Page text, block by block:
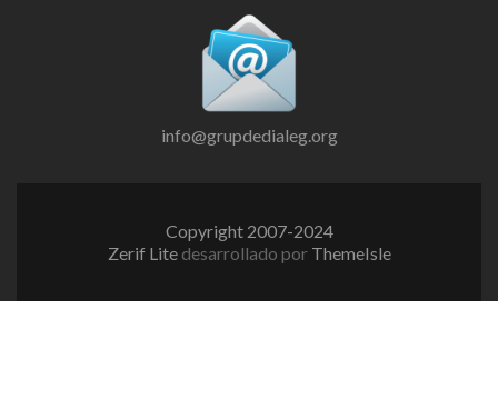
info@grupdedialeg.org
Copyright 2007-2024
Zerif Lite desarrollado por ThemeIsle